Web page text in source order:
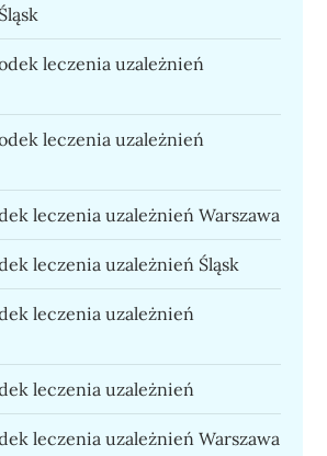
leczenia uzależnień
leczenia uzależnień
leczenia uzależnień Warszawa
leczenia uzależnień Śląsk
leczenia uzależnień
leczenia uzależnień
leczenia uzależnień Warszawa